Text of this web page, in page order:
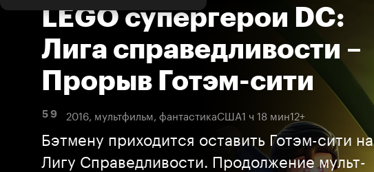
LEGO супергерои DC:
Лига справедливости –
Прорыв Готэм-сити
5 9 2016, мультфильм, фантастикаСША1 ч 18 мин12+
Бэтмену приходится оставить Готэм-сити на
Лигу Справедливости. Продолжение мульт-